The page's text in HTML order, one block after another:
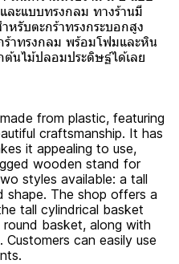
ละแบบทรงกลม ทางร้านมี
รับตะกร้าทรงกระบอกสูง
าทรงกลม พร้อมโฟมและหิน
นไม้ปลอมประดิษฐ์ได้เลย
from plastic, featuring
craftsmanship. It has
it appealing to use,
wooden stand for
styles available: a tall
shape. The shop offers a
tall cylindrical basket
basket, along with
can easily use